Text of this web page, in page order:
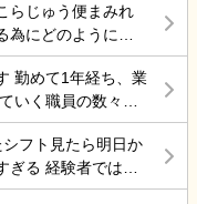
らじゅう便まみれ
にどのようにケ
勤めて1年経ち、業
いく職員の数々…
配属されない限
に異動命令がきた
日々に逆戻りかと
そこのボーナスを
フト見たら明日か
る 経験者ではあ
もつたえて、指導